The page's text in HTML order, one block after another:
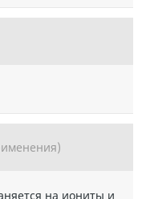
на иониты и